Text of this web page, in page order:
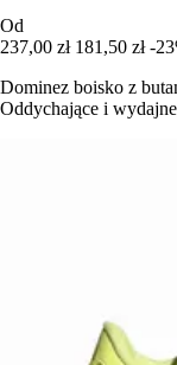
Od
237,00 zł 181,50 zł -
Dominez boisko z
Oddychające i